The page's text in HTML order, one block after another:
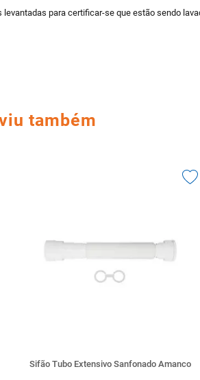
para certificar-se que estão sendo
também
Sifão Tubo Extensivo Sanfonado Amanco